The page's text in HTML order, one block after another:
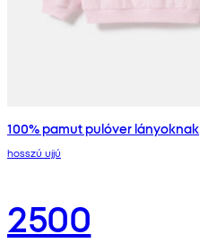
100% pamut pulóver lányoknak
hosszú ujjú
2500